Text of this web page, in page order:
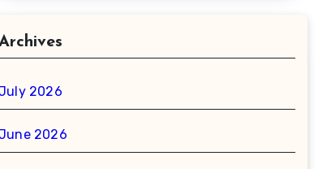
2026
2026